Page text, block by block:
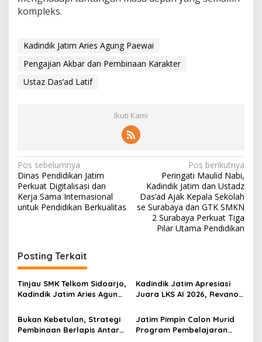
kompleks.
Kadindik Jatim Aries Agung Paewai
Pengajian Akbar dan Pembinaan Karakter
Ustaz Das’ad Latif
Ikuti Kami
N
a
v
i
a
s
i
p
o
s
Pos sebelumnya
Dinas Pendidikan Jatim
Perkuat Digitalisasi dan
Kerja Sama Internasional
untuk Pendidikan Berkualitas
Pos berikutnya
Peringati Maulid Nabi,
Kadindik Jatim dan Ustadz
Das’ad Ajak Kepala Sekolah
se Surabaya dan GTK SMKN
2 Surabaya Perkuat Tiga
Pilar Utama Pendidikan
Posting Terkait
Tinjau SMK Telkom Sidoarjo,
Kadindik Jatim Aries Agung
Representatif Tingkatkan
Kualitas Pembelajaran
Kadindik Jatim Apresiasi
Juara LKS AI 2026, Revano
dari Gubernur Khofifah
Bukan Kebetulan, Strategi
Pembinaan Berlapis Antar
Jatim Pimpin Calon Murid
Program Pembelajaran